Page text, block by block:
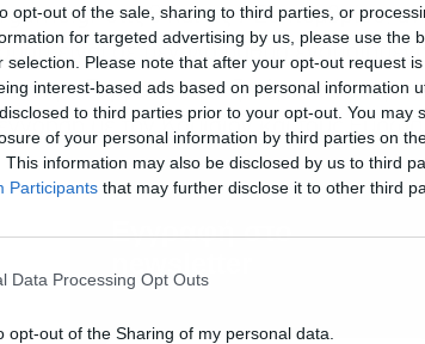
opt-out of the sale, sharing to third parties, or
for targeted advertising by us, please use the
selection. Please note that after your opt-out request
interest-based ads based on personal information
to third parties prior to your opt-out. You may
of your personal information by third parties on
This information may also be disclosed by us to third
Participants that may further disclose it to other third
Data Processing Opt Outs
opt-out of the Sharing of my personal data.
στις 8 και τις 9 Σεπτεμβρίου,
είναι σε μεγάλο βαθμό
η Γερμανία -για ζητήματα όπως η
με την Κομισιόν και τους
Εγγραφή στο